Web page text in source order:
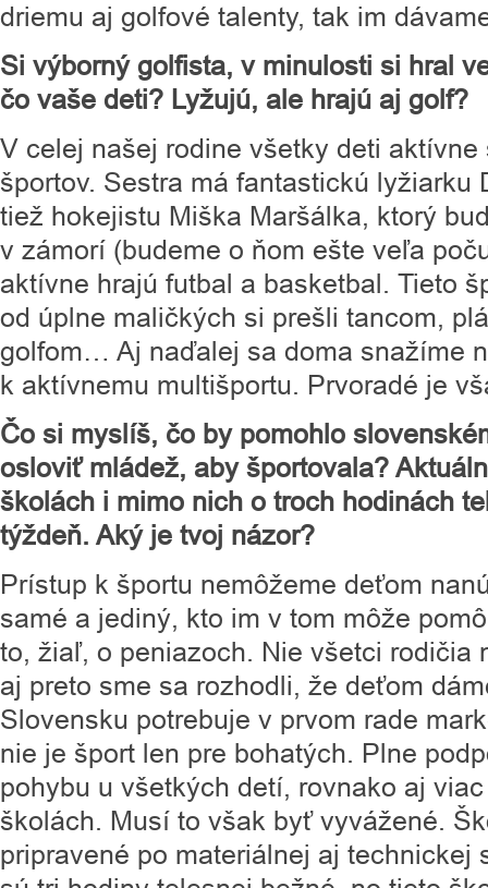
driemu aj golfové talenty, tak im
Si výborný golfista, v minulosti si hral
čo vaše deti? Lyžujú, ale hrajú aj golf?
V celej našej rodine všetky deti
športov. Sestra má fantastickú lyžiarku
tiež hokejistu Miška Maršálka, ktorý
v zámorí (budeme o ňom ešte veľa
aktívne hrajú futbal a basketbal. Tieto
od úplne maličkých si prešli tancom,
golfom… Aj naďalej sa doma snažíme
k aktívnemu multišportu. Prvoradé je
Čo si myslíš, čo by pomohlo
osloviť mládež, aby športovala?
školách i mimo nich o troch hodinách
týždeň. Aký je tvoj názor?
Prístup k športu nemôžeme deťom
samé a jediný, kto im v tom môže
to, žiaľ, o peniazoch. Nie všetci rodičia
aj preto sme sa rozhodli, že deťom
Slovensku potrebuje v prvom rade
nie je šport len pre bohatých. Plne
pohybu u všetkých detí, rovnako aj
školách. Musí to však byť vyvážené.
pripravené po materiálnej aj technickej